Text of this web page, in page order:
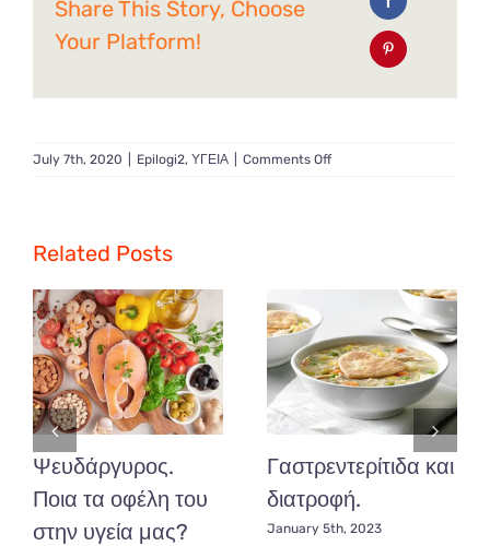
Share This Story, Choose
Your Platform!
July 7th, 2020 Epilogi2, ΥΓΕΙΑ Comments Offon
άλλο
την
αντιμετώπιση
της
βαρηκοΐας
Related Posts
Ψευδάργυρος.
Ποια τα οφέλη του
στην υγεία μας?
Γαστρεντερίτιδα και
διατροφή.
January 5th, 2023